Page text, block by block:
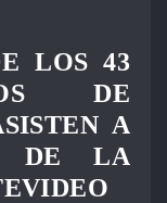
LOS 43
DE
A
DE LA